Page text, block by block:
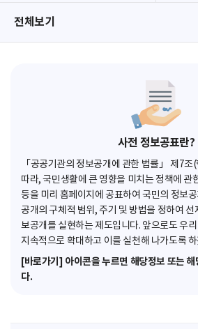
전체보기
사전 정보공표란?
「공공기관의 정보공개에 관한 법률」 제7
따라, 국민생활에 큰 영향을 미치는 정책에 관
등을 미리 홈페이지에 공표하여 국민의 정보
공개의 구체적 범위, 주기 및 방법을 정하여
보공개를 실현하는 제도입니다. 앞으로도 우
지속적으로 확대하고 이를 실천해 나가도록
[바로가기] 아이콘을 누르면 해당정보 또는 해
다.